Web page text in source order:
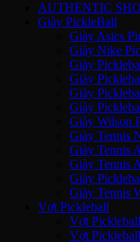
AUTHENTIC
Giày PickleBall
Giày Asics
Giày Nike
Giày
Giày
Giày
Giày
Giày Wilson
Giày Tennis
Giày Tennis
Giày Tennis
Giày
Giày Tennis
Vợt Pickleball
Vợt
Vợt